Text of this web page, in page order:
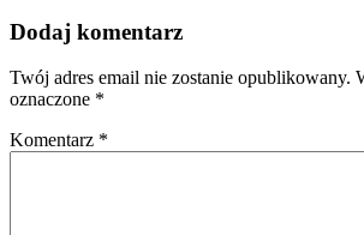
Dodaj komentarz
Twój adres email nie zostanie opublikowany.
oznaczone *
Komentarz *